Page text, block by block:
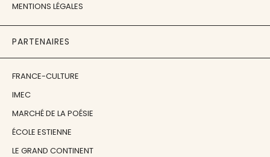
MENTIONS LÉGALES
PARTENAIRES
FRANCE-CULTURE
IMEC
MARCHÉ DE LA POÉSIE
ÉCOLE ESTIENNE
LE GRAND CONTINENT